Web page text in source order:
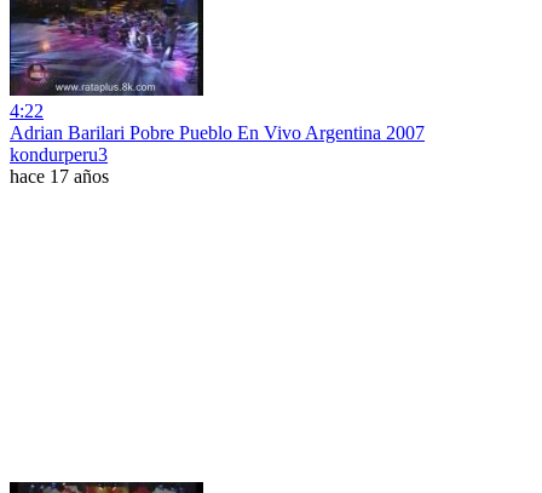
4:22
Adrian Barilari Pobre Pueblo En Vivo Argentina 2007
kondurperu3
hace 17 años